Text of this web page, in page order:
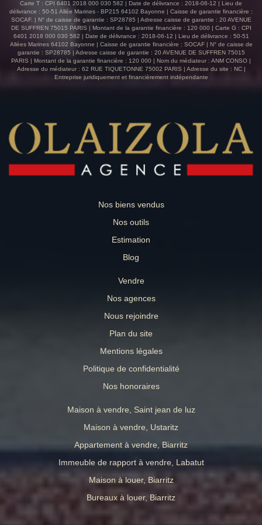
présente un état soigné, avec des fenêtres en PVC
double vitrage assurant une isolation optimale. Ce bien ne
nécessite aucun travaux et représente une opportunité
rare pour les acquéreurs souhaitant un appartement
fonctionnel et prêt à vivre avec un local professionnel
attenant. Notre agence vous accueille téléphoniquement
du lundi au samedi, de 8h à 19h, afin de répondre à
toutes vos questions et de vous accompagner dans vos
IMMOBILIER BIARRITZ HONORAIRES CHARGE
VENDEUR Les informations sur les risques auxquels ce
bien est exposé sont disponibles sur le site Géorisques :
Carte T : CPI 6401 2018 000 030 582 | Date de délivrance : 2018-06-12 | Lieu de
délivrance : 50-51 Allée Marines - BP215 64102 Bayonne | Caisse de garantie financière :
SOCAF. | N° de caisse de garantie : SP28785 | Adresse caisse de garantie : 20 AVENUE
DE SUFFREN 75015 PARIS | Montant de la garantie financière : 120 000 | Carte G : CPI
6401 2018 000 030 582 | Date de délivrance : 2018-06-12 | Lieu de délivrance : 50-51
Allées Marines 64102 Bayonne | Caisse de garantie financière : SOCAF | N° de caisse de
garantie : SP28785 | Adresse caisse de garantie : 20 AVENUE DE SUFFREN 75015
PARIS | Montant de la garantie financière : 120 000 | Nom du médiateur : ANM CONSO |
Adresse du médiateur : 62 RUE TIQUETONNE 75002 PARIS | Adresse du site : NC |
Entreprise juridiquement et financièrement indépendante
Nos biens vendus
Nos outils
Estimation
Blog
Vendre
Nos agences
Nous rejoindre
Plan du site
Mentions légales
Politique de confidentialité
Nos honoraires
Maison à vendre, Saint jean de luz
Maison à vendre, Ustaritz
Appartement à vendre, Biarritz
Immeuble de rapport à vendre, Labatut
Maison à louer, Biarritz
Bureaux à louer, Biarritz